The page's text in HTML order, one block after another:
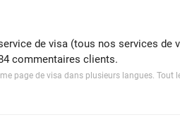
de visa (tous nos services de
commentaires clients.
page de visa dans plusieurs langues.